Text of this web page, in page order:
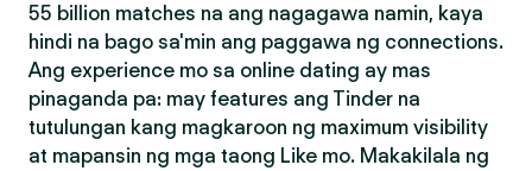
55 billion matches na ang nagagawa namin, kaya
hindi na bago sa'min ang paggawa ng connections.
Ang experience mo sa online dating ay mas
pinaganda pa: may features ang Tinder na
tutulungan kang magkaroon ng maximum visibility
at mapansin ng mga taong Like mo. Makakilala ng